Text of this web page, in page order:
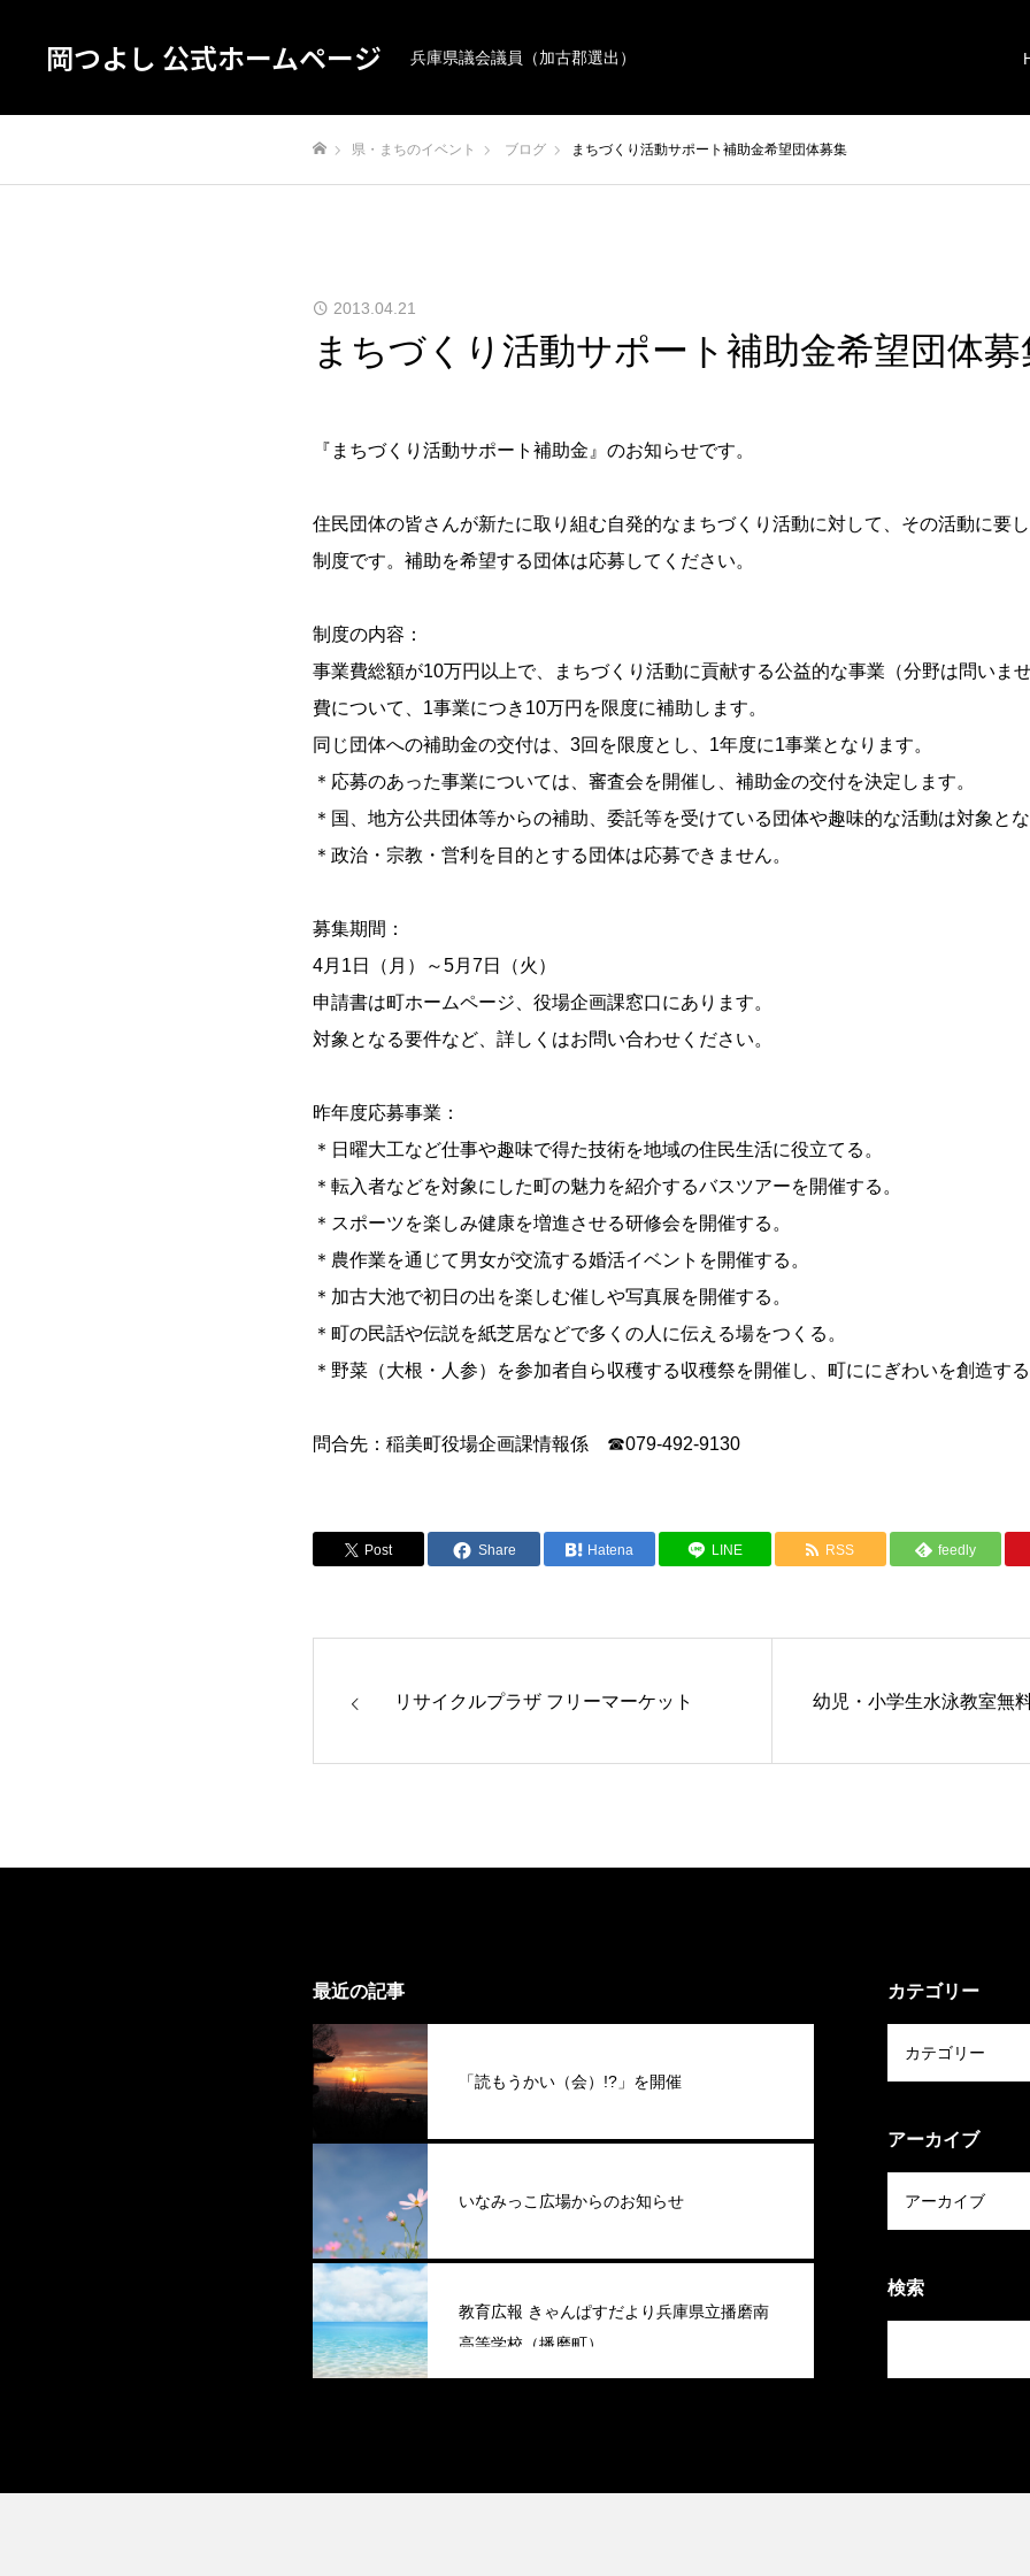
岡つよし 公式ホームページ 兵庫県議会議員（加古郡選出）
県・まちのイベント ブログ まちづくり活動サポート補助金希望団体募集
2013.04.21
まちづくり活動サポート補助金希望団体募
『まちづくり活動サポート補助金』のお知らせです。
住民団体の皆さんが新たに取り組む自発的なまちづくり活動に対して、その活動に要
制度です。補助を希望する団体は応募してください。
制度の内容：
事業費総額が10万円以上で、まちづくり活動に貢献する公益的な事業（分野は問いま
費について、1事業につき10万円を限度に補助します。
同じ団体への補助金の交付は、3回を限度とし、1年度に1事業となります。
＊応募のあった事業については、審査会を開催し、補助金の交付を決定します。
＊国、地方公共団体等からの補助、委託等を受けている団体や趣味的な活動は対象と
＊政治・宗教・営利を目的とする団体は応募できません。
募集期間：
4月1日（月）～5月7日（火）
申請書は町ホームページ、役場企画課窓口にあります。
対象となる要件など、詳しくはお問い合わせください。
昨年度応募事業：
＊日曜大工など仕事や趣味で得た技術を地域の住民生活に役立てる。
＊転入者などを対象にした町の魅力を紹介するバスツアーを開催する。
＊スポーツを楽しみ健康を増進させる研修会を開催する。
＊農作業を通じて男女が交流する婚活イベントを開催する。
＊加古大池で初日の出を楽しむ催しや写真展を開催する。
＊町の民話や伝説を紙芝居などで多くの人に伝える場をつくる。
＊野菜（大根・人参）を参加者自ら収穫する収穫祭を開催し、町ににぎわいを創造す
問合先：稲美町役場企画課情報係 ☎079-492-9130
Post Share Hatena LINE RSS feedly
リサイクルプラザ フリーマーケット 幼児・小学生水泳教室無
最近の記事
「読もうかい（会）!?」を開催
いなみっこ広場からのお知らせ
教育広報 きゃんぱすだより兵庫県立播磨南
高等学校（播磨町）
カテゴリー
アーカイブ
検索